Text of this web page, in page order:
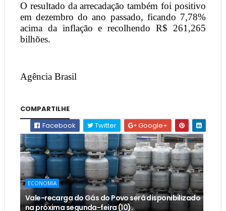
O resultado da arrecadação também foi positivo
em dezembro do ano passado, ficando 7,78%
acima da inflação e recolhendo R$ 261,265
bilhões.
Agência Brasil
COMPARTILHE
Facebook
Twitter Google+
ECONOMIA
Vale-recarga do Gás do Povo será disponibilizado
na próxima segunda-feira (10).